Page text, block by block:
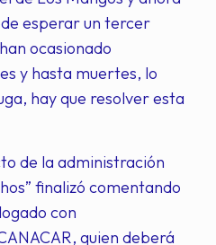
esperar un tercer
ocasionado
y hasta muertes, lo
hay que resolver esta
de la administración
finalizó comentando
con
quien deberá